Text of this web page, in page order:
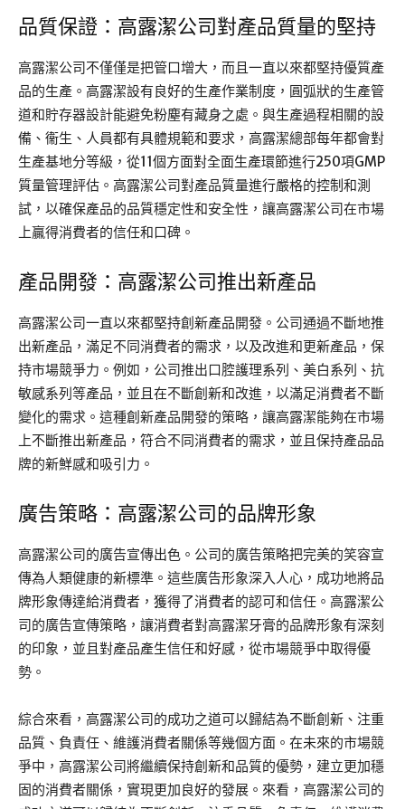
品質保證：高露潔公司對產品質量的堅持
高露潔公司不僅僅是把管口增大，而且一直以來都堅持優質產
品的生產。高露潔設有良好的生產作業制度，圓弧狀的生產管
道和貯存器設計能避免粉塵有藏身之處。與生產過程相關的設
備、衞生、人員都有具體規範和要求，高露潔總部每年都會對
生產基地分等級，從11個方面對全面生產環節進行250項GMP
質量管理評估。高露潔公司對產品質量進行嚴格的控制和測
試，以確保產品的品質穩定性和安全性，讓高露潔公司在市場
上贏得消費者的信任和口碑。
產品開發：高露潔公司推出新產品
高露潔公司一直以來都堅持創新產品開發。公司通過不斷地推
出新產品，滿足不同消費者的需求，以及改進和更新產品，保
持市場競爭力。例如，公司推出口腔護理系列、美白系列、抗
敏感系列等產品，並且在不斷創新和改進，以滿足消費者不斷
變化的需求。這種創新產品開發的策略，讓高露潔能夠在市場
上不斷推出新產品，符合不同消費者的需求，並且保持產品品
牌的新鮮感和吸引力。
廣告策略：高露潔公司的品牌形象
高露潔公司的廣告宣傳出色。公司的廣告策略把完美的笑容宣
傳為人類健康的新標準。這些廣告形象深入人心，成功地將品
牌形象傳達給消費者，獲得了消費者的認可和信任。高露潔公
司的廣告宣傳策略，讓消費者對高露潔牙膏的品牌形象有深刻
的印象，並且對產品產生信任和好感，從市場競爭中取得優
勢。
綜合來看，高露潔公司的成功之道可以歸結為不斷創新、注重
品質、負責任、維護消費者關係等幾個方面。在未來的市場競
爭中，高露潔公司將繼續保持創新和品質的優勢，建立更加穩
固的消費者關係，實現更加良好的發展。來看，高露潔公司的